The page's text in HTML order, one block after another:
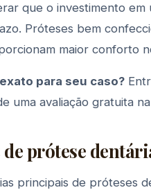
que o investimento
Próteses bem
maior conforto
para seu caso?
uma avaliação gratuita
prótese
principais de próteses